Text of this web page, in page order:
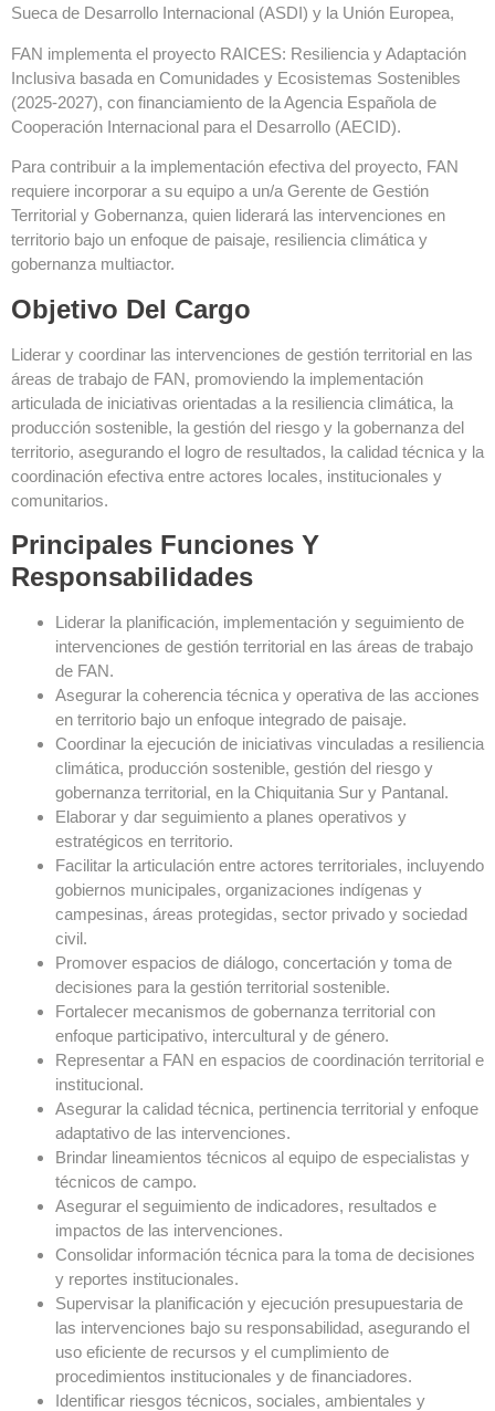
Sueca de Desarrollo Internacional (ASDI) y la Unión Europea,
FAN implementa el proyecto RAICES: Resiliencia y Adaptación
Inclusiva basada en Comunidades y Ecosistemas Sostenibles
(2025-2027), con financiamiento de la Agencia Española de
Cooperación Internacional para el Desarrollo (AECID).
Para contribuir a la implementación efectiva del proyecto, FAN
requiere incorporar a su equipo a un/a Gerente de Gestión
Territorial y Gobernanza, quien liderará las intervenciones en
territorio bajo un enfoque de paisaje, resiliencia climática y
gobernanza multiactor.
Objetivo Del Cargo
Liderar y coordinar las intervenciones de gestión territorial en las
áreas de trabajo de FAN, promoviendo la implementación
articulada de iniciativas orientadas a la resiliencia climática, la
producción sostenible, la gestión del riesgo y la gobernanza del
territorio, asegurando el logro de resultados, la calidad técnica y la
coordinación efectiva entre actores locales, institucionales y
comunitarios.
Principales Funciones Y
Responsabilidades
Liderar la planificación, implementación y seguimiento de
intervenciones de gestión territorial en las áreas de trabajo
de FAN.
Asegurar la coherencia técnica y operativa de las acciones
en territorio bajo un enfoque integrado de paisaje.
Coordinar la ejecución de iniciativas vinculadas a resiliencia
climática, producción sostenible, gestión del riesgo y
gobernanza territorial, en la Chiquitania Sur y Pantanal.
Elaborar y dar seguimiento a planes operativos y
estratégicos en territorio.
Facilitar la articulación entre actores territoriales, incluyendo
gobiernos municipales, organizaciones indígenas y
campesinas, áreas protegidas, sector privado y sociedad
civil.
Promover espacios de diálogo, concertación y toma de
decisiones para la gestión territorial sostenible.
Fortalecer mecanismos de gobernanza territorial con
enfoque participativo, intercultural y de género.
Representar a FAN en espacios de coordinación territorial e
institucional.
Asegurar la calidad técnica, pertinencia territorial y enfoque
adaptativo de las intervenciones.
Brindar lineamientos técnicos al equipo de especialistas y
técnicos de campo.
Asegurar el seguimiento de indicadores, resultados e
impactos de las intervenciones.
Consolidar información técnica para la toma de decisiones
y reportes institucionales.
Supervisar la planificación y ejecución presupuestaria de
las intervenciones bajo su responsabilidad, asegurando el
uso eficiente de recursos y el cumplimiento de
procedimientos institucionales y de financiadores.
Identificar riesgos técnicos, sociales, ambientales y